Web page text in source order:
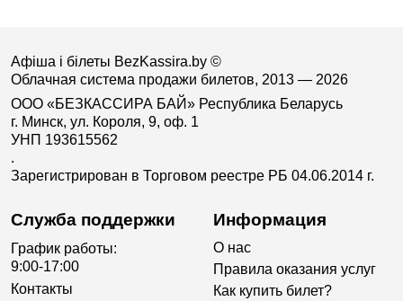
Афіша і білеты BezKassira.by ©
Облачная система продажи билетов, 2013 — 2026
ООО «БЕЗКАССИРА БАЙ» Республика Беларусь
г. Минск, ул. Короля, 9, оф. 1
УНП 193615562
.
Зарегистрирован в Торговом реестре РБ 04.06.2014 г.
Служба поддержки
График работы:
9:00-17:00
Контакты
Информация
О нас
Правила оказания услуг
Как купить билет?